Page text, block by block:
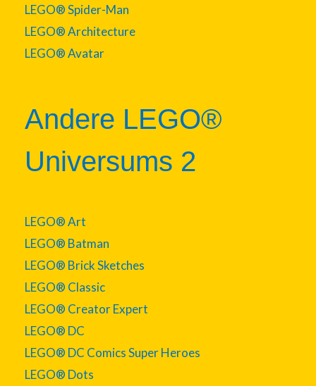
LEGO® Spider-Man
LEGO® Architecture
LEGO® Avatar
Andere LEGO®
Universums 2
LEGO® Art
LEGO® Batman
LEGO® Brick Sketches
LEGO® Classic
LEGO® Creator Expert
LEGO® DC
LEGO® DC Comics Super Heroes
LEGO® Dots